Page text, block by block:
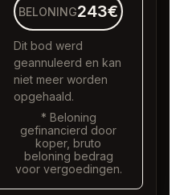
BELONING243€
Dit bod werd
geannuleerd en kan
niet meer worden
opgehaald.
* Beloning
gefinancierd door
koper, bruto
beloning bedrag
voor vergoedingen.